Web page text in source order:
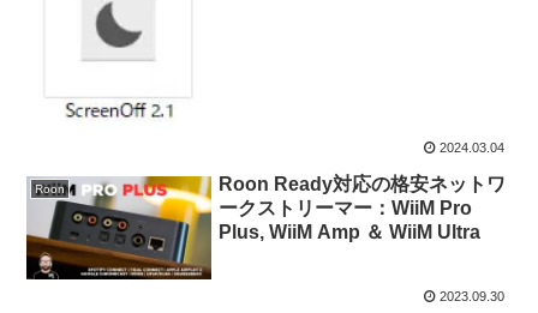
2024.03.04
Roon
Roon Ready対応の格安ネットワ
ークストリーマー：WiiM Pro
Plus, WiiM Amp ＆ WiiM Ultra
2023.09.30